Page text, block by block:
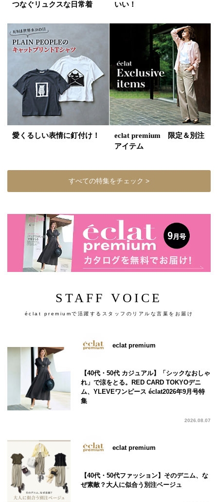
つなぐリュクスな日常着
いい！
愛くるしい表情に釘付け！
eclat premium 限定＆別注
アイテム
すべての特集をチェック >
STAFF VOICE
éclat premiumで活躍するスタッフのリアルな言葉をお届け
eclat premium
【40代・50代 カジュアル】「シックなおしゃ
れ」で涼をとる。RED CARD TOKYOデニ
ム、YLEVEワンピース éclat2026年9月号特
集
2026.08.07
eclat premium
【40代・50代ファッション】そのデニム、な
ぜ素敵？大人に似合う別注ベージュ